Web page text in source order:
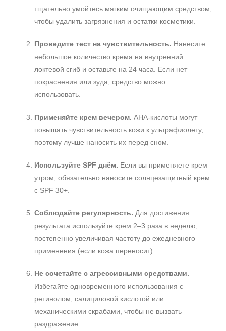
тщательно умойтесь мягким очищающим средством,
чтобы удалить загрязнения и остатки косметики.
Проведите тест на чувствительность. Нанесите
небольшое количество крема на внутренний
локтевой сгиб и оставьте на 24 часа. Если нет
покраснения или зуда, средство можно
использовать.
Применяйте крем вечером. AHA‑кислоты могут
повышать чувствительность кожи к ультрафиолету,
поэтому лучше наносить их перед сном.
Используйте SPF днём. Если вы применяете крем
утром, обязательно наносите солнцезащитный крем
с SPF 30+.
Соблюдайте регулярность. Для достижения
результата используйте крем 2–3 раза в неделю,
постепенно увеличивая частоту до ежедневного
применения (если кожа переносит).
Не сочетайте с агрессивными средствами.
Избегайте одновременного использования с
ретинолом, салициловой кислотой или
механическими скрабами, чтобы не вызвать
раздражение.